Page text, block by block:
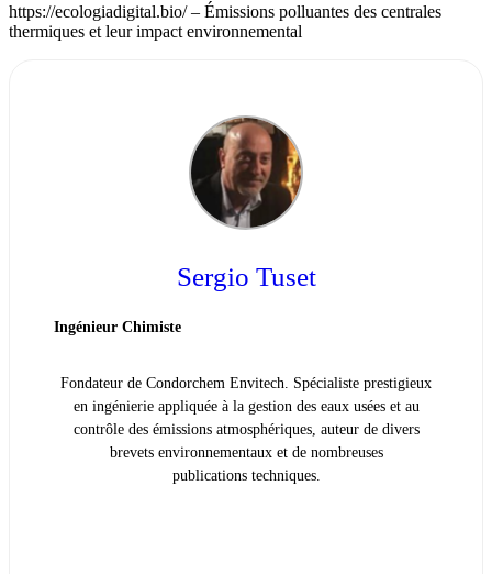
https://ecologiadigital.bio/ – Émissions polluantes des centrales
thermiques et leur impact environnemental
Sergio Tuset
Ingénieur Chimiste
Fondateur de Condorchem Envitech. Spécialiste prestigieux
en ingénierie appliquée à la gestion des eaux usées et au
contrôle des émissions atmosphériques, auteur de divers
brevets environnementaux et de nombreuses
publications techniques.